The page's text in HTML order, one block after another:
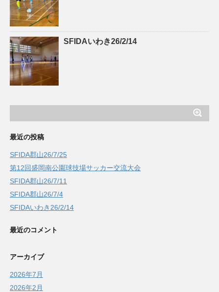
SFIDAいわき26/2/14
最近の投稿
SFIDA郡山26/7/25
第12回盛岡南公園球技場サッカー交流大会
SFIDA郡山26/7/11
SFIDA郡山26/7/4
SFIDAいわき26/2/14
最近のコメント
アーカイブ
2026年7月
2026年2月